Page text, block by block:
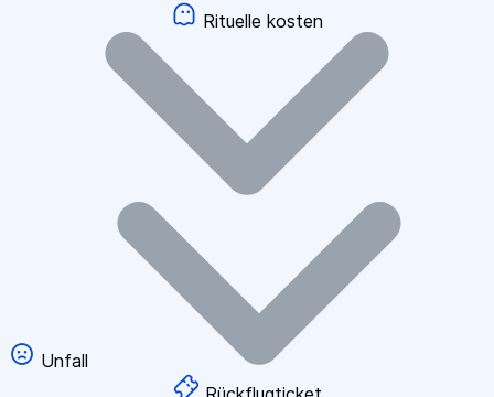
Rituelle kosten
Unfall